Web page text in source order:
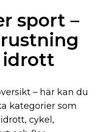
sport –
idrott
– här kan du
kategorier som
cykel,